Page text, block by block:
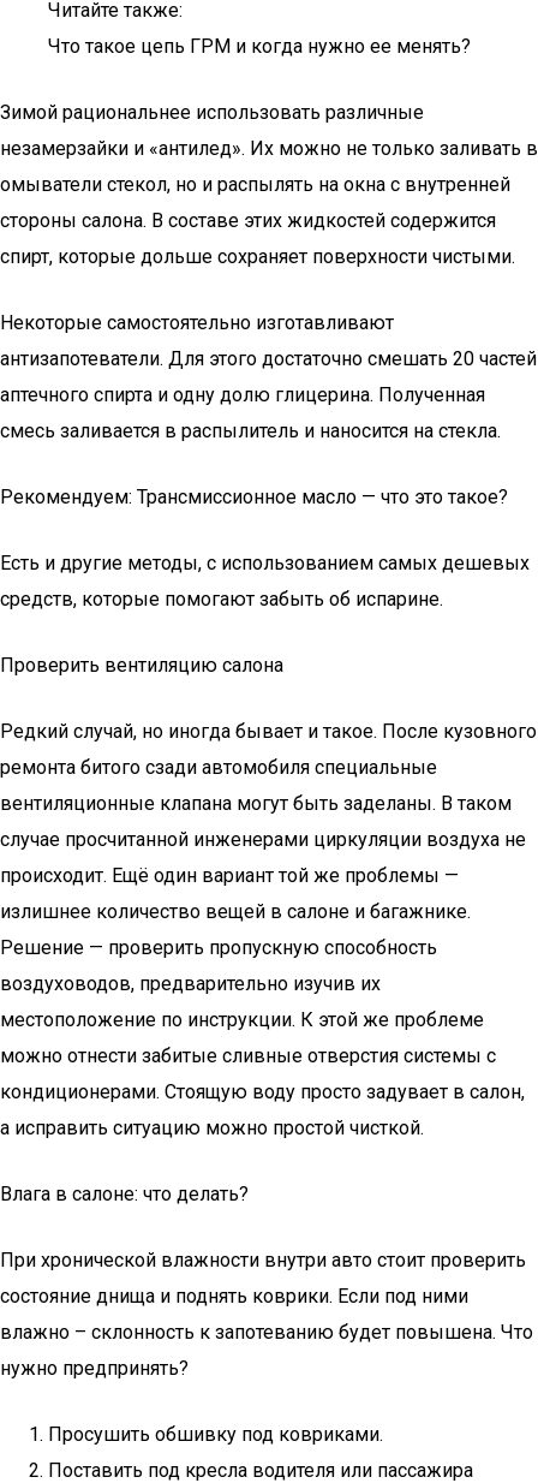
Читайте также:
Что такое цепь ГРМ и когда нужно ее менять?
Зимой рациональнее использовать различные
незамерзайки и «антилед». Их можно не только заливать в
омыватели стекол, но и распылять на окна с внутренней
стороны салона. В составе этих жидкостей содержится
спирт, которые дольше сохраняет поверхности чистыми.
Некоторые самостоятельно изготавливают
антизапотеватели. Для этого достаточно смешать 20 частей
аптечного спирта и одну долю глицерина. Полученная
смесь заливается в распылитель и наносится на стекла.
Рекомендуем: Трансмиссионное масло — что это такое?
Есть и другие методы, с использованием самых дешевых
средств, которые помогают забыть об испарине.
Проверить вентиляцию салона
Редкий случай, но иногда бывает и такое. После кузовного
ремонта битого сзади автомобиля специальные
вентиляционные клапана могут быть заделаны. В таком
случае просчитанной инженерами циркуляции воздуха не
происходит. Ещё один вариант той же проблемы —
излишнее количество вещей в салоне и багажнике.
Решение — проверить пропускную способность
воздуховодов, предварительно изучив их
местоположение по инструкции. К этой же проблеме
можно отнести забитые сливные отверстия системы с
кондиционерами. Стоящую воду просто задувает в салон,
а исправить ситуацию можно простой чисткой.
Влага в салоне: что делать?
При хронической влажности внутри авто стоит проверить
состояние днища и поднять коврики. Если под ними
влажно – склонность к запотеванию будет повышена. Что
нужно предпринять?
Просушить обшивку под ковриками.
Поставить под кресла водителя или пассажира